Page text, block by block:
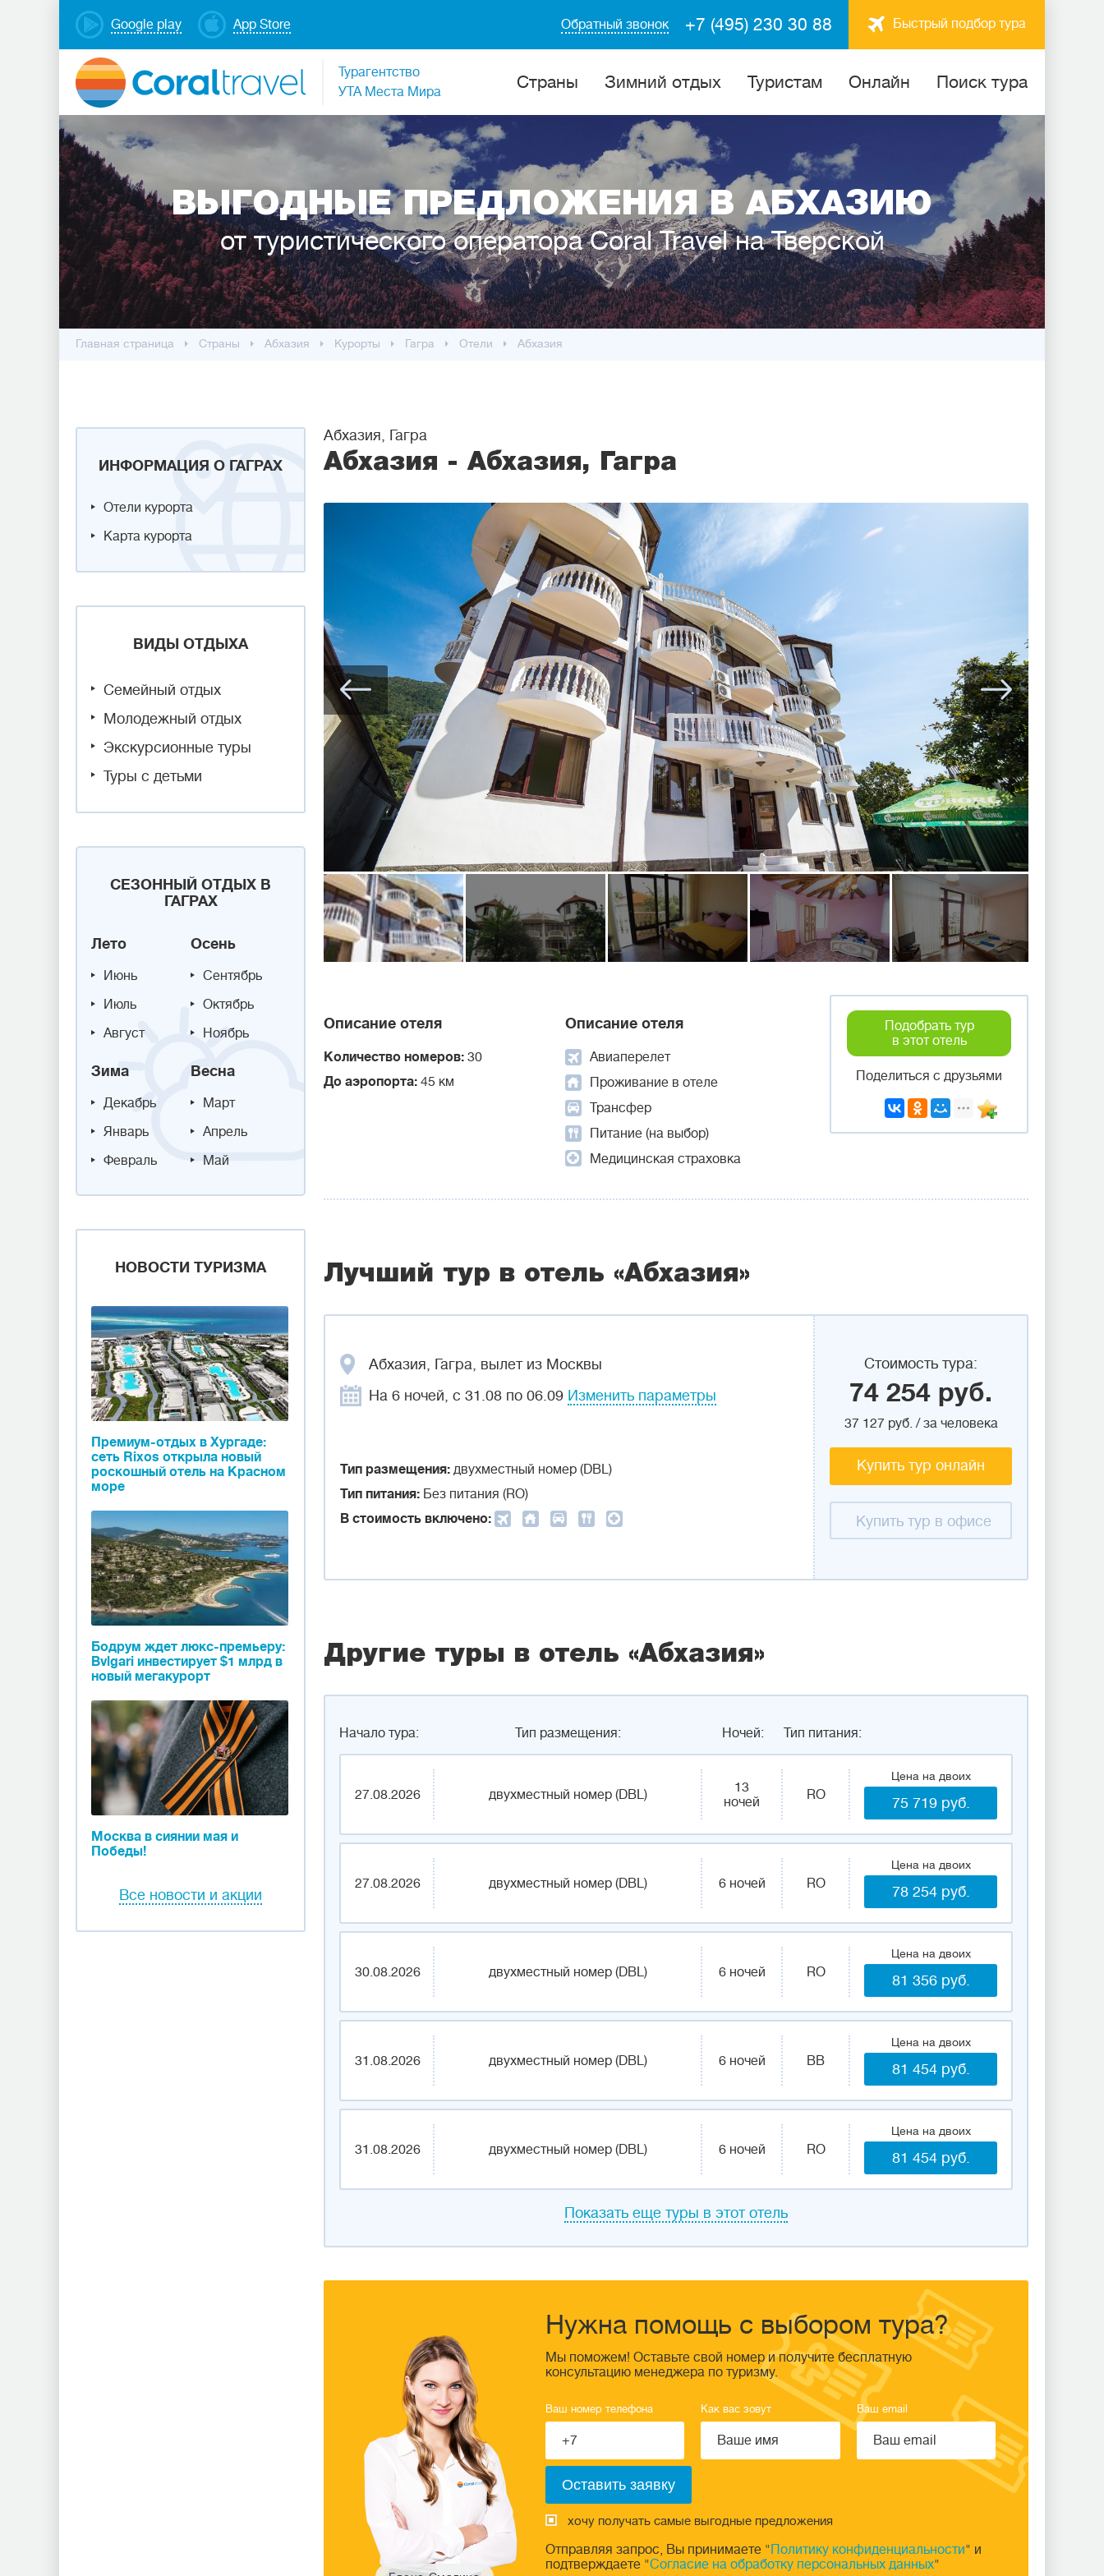
Google play App Store Быстрый подбор тура
+7 (495) 230 30 88
Обратный звонок
Турагентство
УТА Места Мира
Cтраны Зимний отдых Туристам Онлайн Поиск тура
ВЫГОДНЫЕ ПРЕДЛОЖЕНИЯ В АБХАЗИЮ
от туристического оператора Coral Travel на Тверской
Главная страница Cтраны Абхазия Курорты Гагра Отели Абхазия
ИНФОРМАЦИЯ О ГАГРАХ
Отели курорта
Карта курорта
ВИДЫ ОТДЫХА
Семейный отдых
Молодежный отдых
Экскурсионные туры
Туры с детьми
СЕЗОННЫЙ ОТДЫХ В
ГАГРАХ
Лето
Июнь
Июль
Август
Осень
Сентябрь
Октябрь
Ноябрь
Зима
Декабрь
Январь
Февраль
Весна
Март
Апрель
Май
НОВОСТИ ТУРИЗМА
Премиум-отдых в Хургаде:
сеть Rixos открыла новый
роскошный отель на Красном
море
Бодрум ждет люкс-премьеру:
Bvlgari инвестирует $1 млрд в
новый мегакурорт
Москва в сиянии мая и
Победы!
Все новости и акции
Абхазия, Гагра
Абхазия - Абхазия, Гагра
Описание отеля
Количество номеров: 30
До аэропорта: 45 км
Описание отеля
Авиаперелет
Проживание в отеле
Трансфер
Питание (на выбор)
Медицинская страховка
Подобрать тур
в этот отель
Поделиться с друзьями
Лучший тур в отель «Абхазия»
Абхазия, Гагра, вылет из Москвы
На 6 ночей, с 31.08 по 06.09 Изменить параметры
Тип размещения: двухместный номер (DBL)
Тип питания: Без питания (RO)
В стоимость включено:
Стоимость тура:
74 254 руб.
37 127 руб. / за человека
Купить тур онлайн
Купить тур в офисе
Другие туры в отель «Абхазия»
Начало тура: Тип размещения: Ночей: Тип питания:
27.08.2026 двухместный номер (DBL)
13
ночей
RO
Цена на двоих
75 719 руб.
27.08.2026 двухместный номер (DBL) 6 ночей RO
Цена на двоих
78 254 руб.
30.08.2026 двухместный номер (DBL) 6 ночей RO
Цена на двоих
81 356 руб.
31.08.2026 двухместный номер (DBL) 6 ночей BB
Цена на двоих
81 454 руб.
31.08.2026 двухместный номер (DBL) 6 ночей RO
Цена на двоих
81 454 руб.
Показать еще туры в этот отель
Нужна помощь с выбором тура?
Мы поможем! Оставьте свой номер и получите бесплатную
консультацию менеджера по туризму.
Ваш номер телефона Как вас зовут Ваш email
хочу получать самые выгодные предложения
Отправляя запрос, Вы принимаете " Политику конфиденциальности" и
подтверждаете "Согласие на обработку персональных данных"